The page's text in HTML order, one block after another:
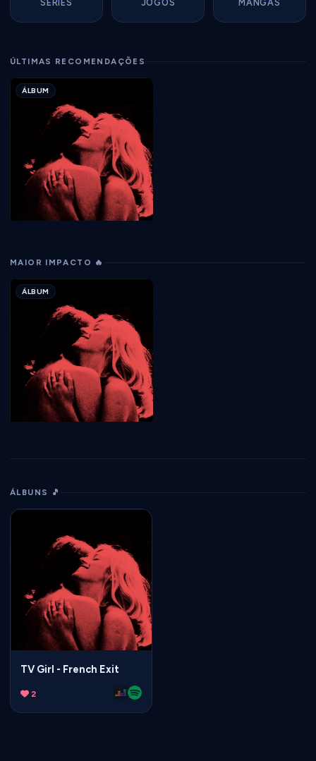
SÉRIES JOGOS MANGÁS
ÚLTIMAS RECOMENDAÇÕES
ÁLBUM
MAIOR IMPACTO 🔥
ÁLBUM
ÁLBUNS 🎵
TV Girl - French Exit
2